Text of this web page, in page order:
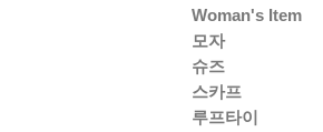
Woman's Item
모자
슈즈
스카프
루프타이